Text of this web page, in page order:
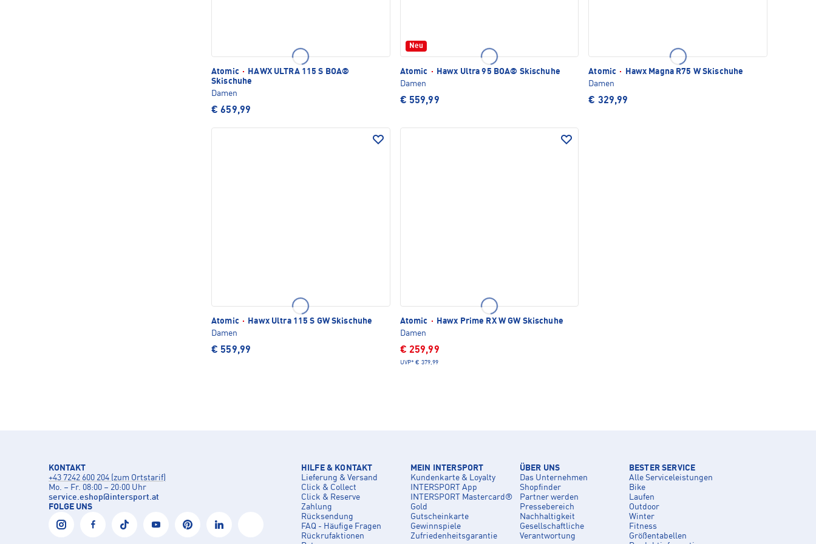
Atomic ·
HAWX ULTRA 115 S BOA®
Skischuhe
Damen
€ 659,99
Neu
Atomic ·
Hawx Ultra 95 BOA® Skischuhe
Damen
€ 559,99
Atomic ·
Hawx Magna R75 W Skischuhe
Damen
€ 329,99
Atomic ·
Hawx Ultra 115 S GW Skischuhe
Damen
€ 559,99
Atomic ·
Hawx Prime RX W GW Skischuhe
Damen
€ 259,99
UVP* € 379,99
KONTAKT
+43 7242 600 204 (zum Ortstarif)
Mo. – Fr. 08:00 – 20:00 Uhr
service.eshop@intersport.at
FOLGE UNS
HILFE & KONTAKT
Lieferung & Versand
Click & Collect
Click & Reserve
Zahlung
Rücksendung
FAQ - Häufige Fragen
Rückrufaktionen
MEIN INTERSPORT
Kundenkarte & Loyalty
INTERSPORT App
INTERSPORT Mastercard®
Gold
Gutscheinkarte
Gewinnspiele
Zufriedenheitsgarantie
ÜBER UNS
Das Unternehmen
Shopfinder
Partner werden
Pressebereich
Nachhaltigkeit
Gesellschaftliche
Verantwortung
BESTER SERVICE
Alle Serviceleistungen
Bike
Laufen
Outdoor
Winter
Fitness
Größentabellen